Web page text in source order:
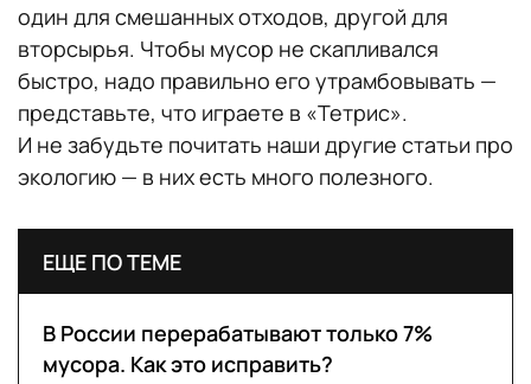
один для смешанных отходов, другой для
вторсырья. Чтобы мусор не скапливался
быстро, надо правильно его утрамбовывать —
представьте, что играете в «Тетрис».
И не забудьте почитать наши другие статьи про
экологию — в них есть много полезного.
ЕЩЕ ПО ТЕМЕ
В России перерабатывают только 7%
мусора. Как это исправить?